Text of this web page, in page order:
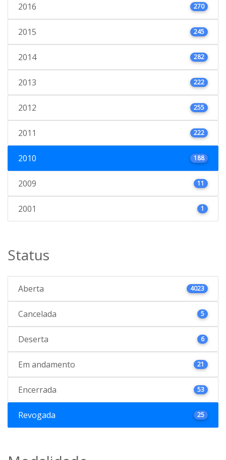
2016 270
2015 245
2014 282
2013 222
2012 255
2011 222
2010 188
2009 11
2001 1
Status
Aberta 4023
Cancelada 5
Deserta 6
Em andamento 21
Encerrada 53
Revogada 25